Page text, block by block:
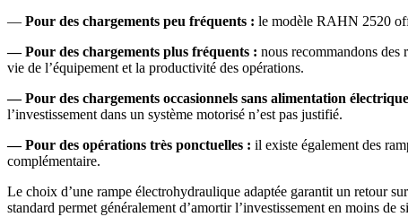
— Pour des chargements peu fréquents : le modèle RAHN 2520
— Pour des chargements plus fréquents : nous recommandons
vie de l’équipement et la productivité des opérations.
— Pour des chargements occasionnels sans alimentation
l’investissement dans un système motorisé n’est pas justifié.
— Pour des opérations très ponctuelles : il existe également des
complémentaire.
Le choix d’une rampe électrohydraulique adaptée garantit un retour
standard permet généralement d’amortir l’investissement en moins